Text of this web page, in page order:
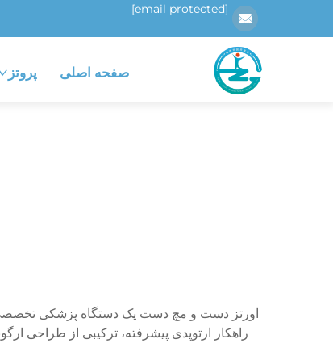
[email protected]
صفحه اصلی پروتز
اورتز دست و مچ دست یک دستگاه پزشکی تخصصی
راهکار ارتوپدی پیشرفته، ترکیبی از طراحی